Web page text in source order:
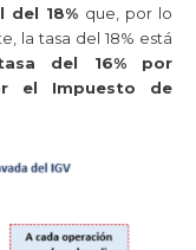
del 18% que, por lo
la tasa del 18% está
del 16% por
el Impuesto de